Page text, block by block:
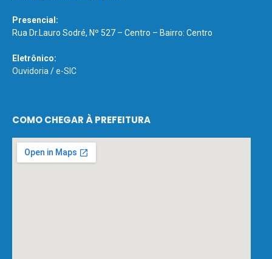
Presencial:
Rua Dr.Lauro Sodré, Nº 527 – Centro – Bairro: Centro
Eletrônico:
Ouvidoria /e-SIC
COMO CHEGAR À PREFEITURA